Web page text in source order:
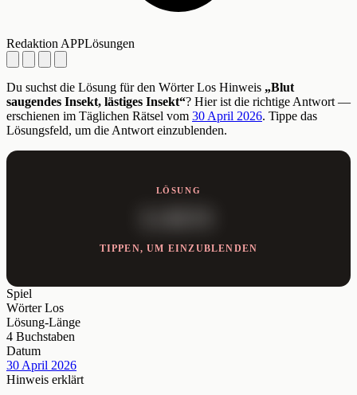
Redaktion APPLösungen
Du suchst die Lösung für den Wörter Los Hinweis „Blut
saugendes Insekt, lästiges Insekt“? Hier ist die richtige Antwort —
erschienen im Täglichen Rätsel vom 30 April 2026. Tippe das
Lösungsfeld, um die Antwort einzublenden.
LÖSUNG
TIPPEN, UM EINZUBLENDEN
Spiel
Wörter Los
Lösung-Länge
4 Buchstaben
Datum
30 April 2026
Hinweis erklärt